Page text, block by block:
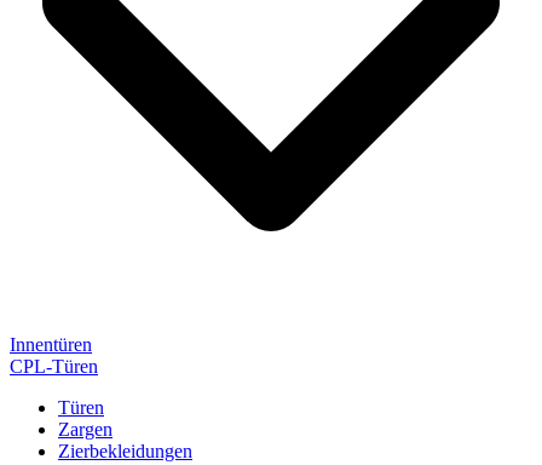
Innentüren
CPL-Türen
Türen
Zargen
Zierbekleidungen